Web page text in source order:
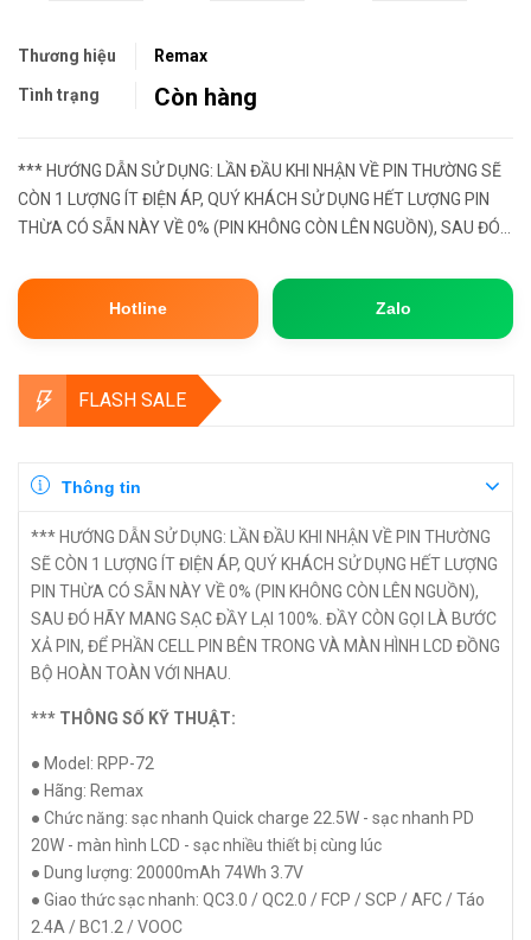
Thương hiệu Remax
Tình trạng Còn hàng
*** HƯỚNG DẪN SỬ DỤNG: LẦN ĐẦU KHI NHẬN VỀ PIN THƯỜNG SẼ
CÒN 1 LƯỢNG ÍT ĐIỆN ÁP, QUÝ KHÁCH SỬ DỤNG HẾT LƯỢNG PIN
THỪA CÓ SẴN NÀY VỀ 0% (PIN KHÔNG CÒN LÊN NGUỒN), SAU ĐÓ
PHẦN CELL PIN BÊN TR...
Hotline
Zalo
FLASH SALE
Thông tin
*** HƯỚNG DẪN SỬ DỤNG: LẦN ĐẦU KHI NHẬN VỀ PIN THƯỜNG
SẼ CÒN 1 LƯỢNG ÍT ĐIỆN ÁP, QUÝ KHÁCH SỬ DỤNG HẾT LƯỢNG
PIN THỪA CÓ SẴN NÀY VỀ 0% (PIN KHÔNG CÒN LÊN NGUỒN),
SAU ĐÓ HÃY MANG SẠC ĐẦY LẠI 100%. ĐẦY CÒN GỌI LÀ BƯỚC
XẢ PIN, ĐỂ PHẦN CELL PIN BÊN TRONG VÀ MÀN HÌNH LCD ĐỒNG
BỘ HOÀN TOÀN VỚI NHAU.
*** THÔNG SỐ KỸ THUẬT:
● Model: RPP-72
● Hãng: Remax
● Chức năng: sạc nhanh Quick charge 22.5W - sạc nhanh PD
20W - màn hình LCD - sạc nhiều thiết bị cùng lúc
● Dung lượng: 20000mAh 74Wh 3.7V
● Giao thức sạc nhanh: QC3.0 / QC2.0 / FCP / SCP / AFC / Táo
2.4A / BC1.2 / VOOC